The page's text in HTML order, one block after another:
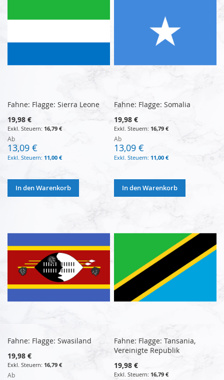
Fahne: Flagge: Sierra Leone
19,98 €
16,79 €
Ab
13,09 €
11,00 €
In den Warenkorb
Fahne: Flagge: Somalia
19,98 €
16,79 €
Ab
13,09 €
11,00 €
In den Warenkorb
Fahne: Flagge: Swasiland
19,98 €
16,79 €
Ab
Fahne: Flagge: Tansania,
Vereinigte Republik
19,98 €
16,79 €